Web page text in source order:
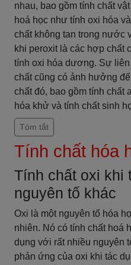
nhau, bao gồm tính chất
hoá học như tính oxi hóa
chất không tan trong nước
khi peroxit là các hợp chất
tính oxi hóa dương. Sự
chất cũng có ảnh hưởng
chất đó, bao gồm tính chất
hóa khử và tính chất sinh
Tóm tắt
Tính chất hóa
Tính chất oxi khi
nguyên tố khác
Oxi là một nguyên tố hóa
nhiên. Nó có tính chất hoá
dụng với rất nhiều nguyên
phản ứng của oxi khi tác